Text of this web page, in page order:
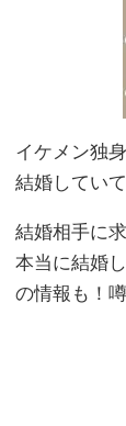
イケメン独
結婚してい
結婚相手に
本当に結婚
の情報も！